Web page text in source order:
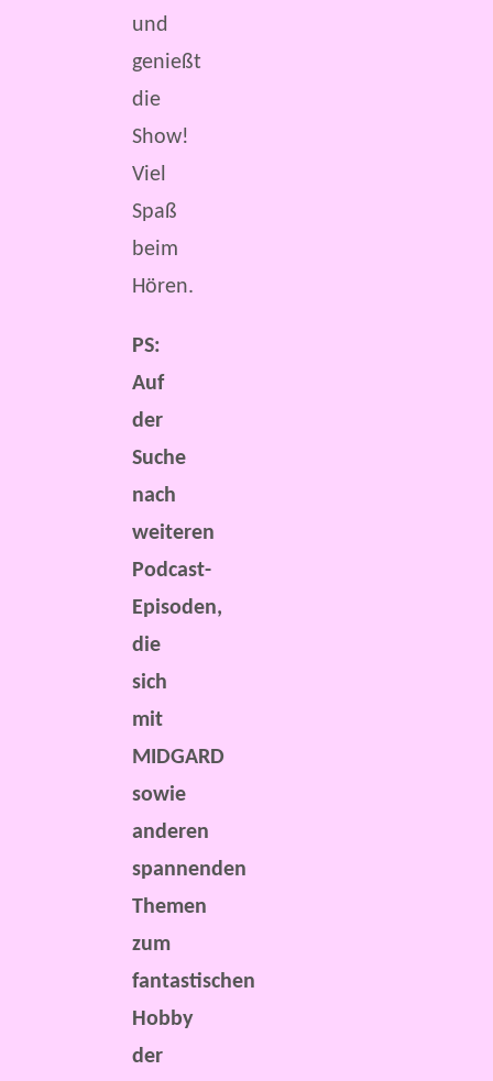
und
genießt
die
Show!
Viel
Spaß
beim
Hören.
PS:
Auf
der
Suche
nach
weiteren
Podcast-
Episoden,
die
sich
mit
MIDGARD
sowie
anderen
spannenden
Themen
zum
fantastischen
Hobby
der